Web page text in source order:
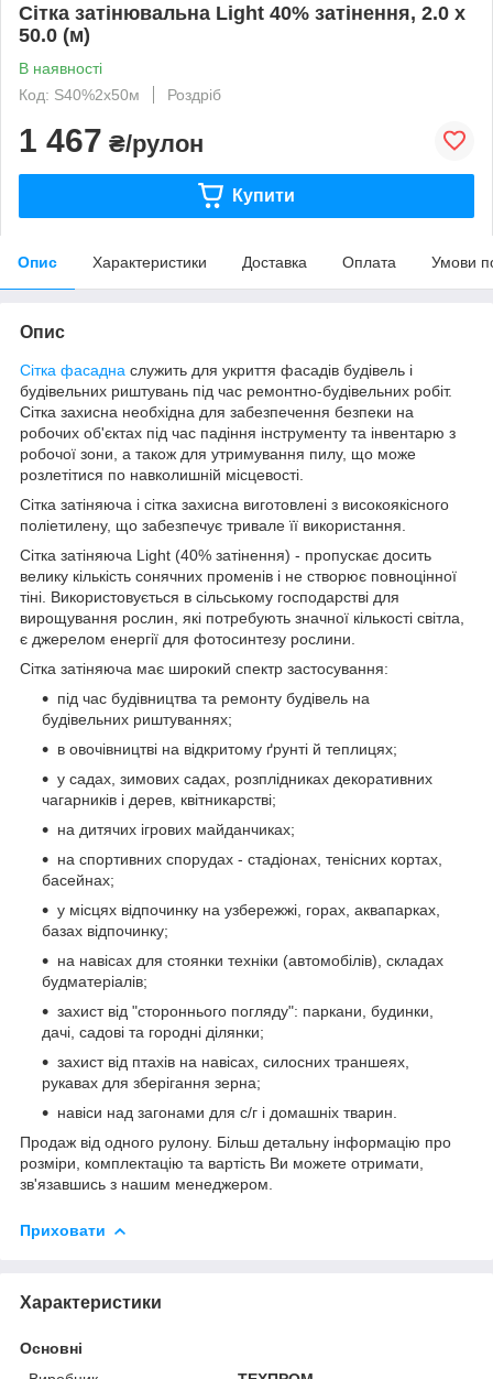
Сітка затінювальна Light 40% затінення, 2.0 х
50.0 (м)
В наявності
Код: S40%2х50м
Роздріб
1 467 ₴/рулон
Купити
Опис Характеристики Доставка Оплата Умови
Опис
Сітка фасадна служить для укриття фасадів будівель і
будівельних риштувань під час ремонтно-будівельних робіт.
Сітка захисна необхідна для забезпечення безпеки на
робочих об'єктах під час падіння інструменту та інвентарю з
робочої зони, а також для утримування пилу, що може
розлетітися по навколишній місцевості.
Сітка затіняюча і сітка захисна виготовлені з високоякісного
поліетилену, що забезпечує тривале її використання.
Сітка затіняюча Light (40% затінення) - пропускає досить
велику кількість сонячних променів і не створює повноцінної
тіні. Використовується в сільському господарстві для
вирощування рослин, які потребують значної кількості світла,
є джерелом енергії для фотосинтезу рослини.
Сітка затіняюча має широкий спектр застосування:
під час будівництва та ремонту будівель на
будівельних риштуваннях;
в овочівництві на відкритому ґрунті й теплицях;
у садах, зимових садах, розплідниках декоративних
чагарників і дерев, квітникарстві;
на дитячих ігрових майданчиках;
на спортивних спорудах - стадіонах, тенісних кортах,
басейнах;
у місцях відпочинку на узбережжі, горах, аквапарках,
базах відпочинку;
на навісах для стоянки техніки (автомобілів), складах
будматеріалів;
захист від "стороннього погляду": паркани, будинки,
дачі, садові та городні ділянки;
захист від птахів на навісах, силосних траншеях,
рукавах для зберігання зерна;
навіси над загонами для с/г і домашніх тварин.
Продаж від одного рулону. Більш детальну інформацію про
розміри, комплектацію та вартість Ви можете отримати,
зв'язавшись з нашим менеджером.
Приховати
Характеристики
Основні